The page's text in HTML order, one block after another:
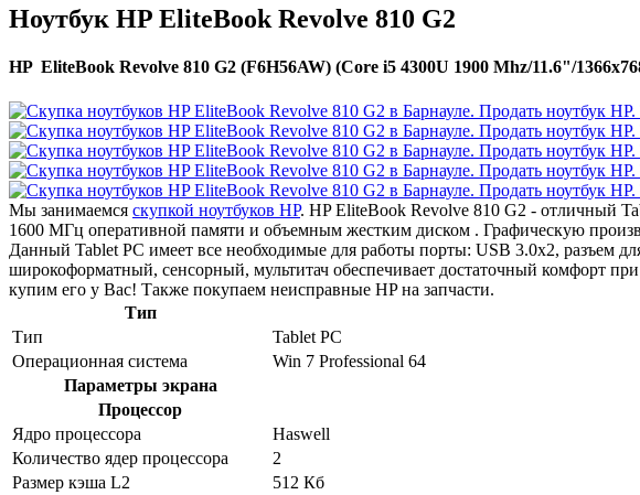
Ноутбук HP EliteBook Revolve 810 G2
HP EliteBook Revolve 810 G2 (F6H56AW) (Core i5 4300U 1900 Mhz/11.6"/
Мы занимаемся скупкой ноутбуков HP. HP EliteBook Revolve 810 G2 - отличный
1600 МГц оперативной памяти и объемным жестким диском . Графическую
Данный Tablet PC имеет все необходимые для работы порты: USB 3.0x2, разъем
широкоформатный, сенсорный, мультитач обеспечивает достаточный комфорт
купим его у Вас! Также покупаем неисправные HP на запчасти.
Тип
Тип
Tablet PC
Операционная система
Win 7 Professional 64
Параметры экрана
Процессор
Ядро процессора
Haswell
Количество ядер процессора
2
Размер кэша L2
512 Кб